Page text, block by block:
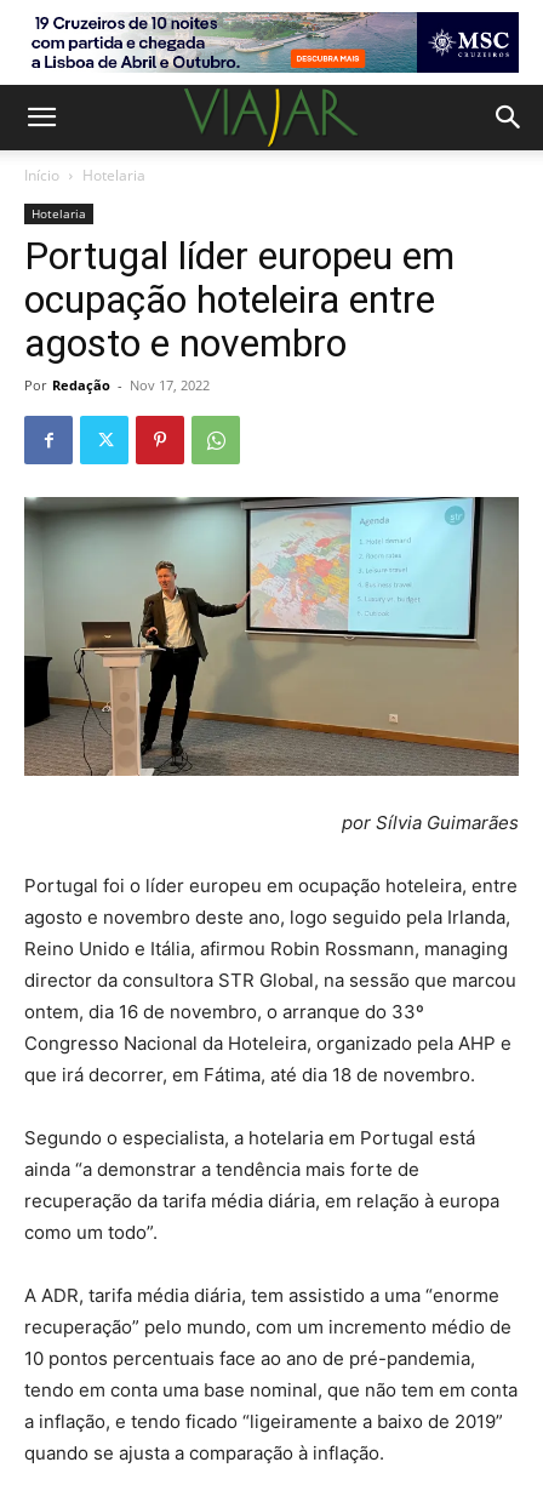
Início Hotelaria
Hotelaria
Portugal líder europeu em
ocupação hoteleira entre
agosto e novembro
Por Redação - Nov 17, 2022
por Sílvia Guimarães
Portugal foi o líder europeu em ocupação hoteleira, entre
agosto e novembro deste ano, logo seguido pela Irlanda,
Reino Unido e Itália, afirmou Robin Rossmann, managing
director da consultora STR Global, na sessão que marcou
ontem, dia 16 de novembro, o arranque do 33º
Congresso Nacional da Hoteleira, organizado pela AHP e
que irá decorrer, em Fátima, até dia 18 de novembro.
Segundo o especialista, a hotelaria em Portugal está
ainda “a demonstrar a tendência mais forte de
recuperação da tarifa média diária, em relação à europa
como um todo”.
A ADR, tarifa média diária, tem assistido a uma “enorme
recuperação” pelo mundo, com um incremento médio de
10 pontos percentuais face ao ano de pré-pandemia,
tendo em conta uma base nominal, que não tem em conta
a inflação, e tendo ficado “ligeiramente a baixo de 2019”
quando se ajusta a comparação à inflação.